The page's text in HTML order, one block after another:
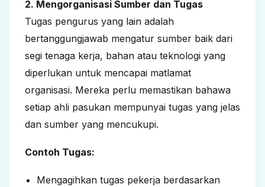
2. Mengorganisasi Sumber dan Tugas
Tugas pengurus yang lain adalah
bertanggungjawab mengatur sumber baik dari
segi tenaga kerja, bahan atau teknologi yang
diperlukan untuk mencapai matlamat
organisasi. Mereka perlu memastikan bahawa
setiap ahli pasukan mempunyai tugas yang jelas
dan sumber yang mencukupi.
Contoh Tugas:
Mengagihkan tugas pekerja berdasarkan